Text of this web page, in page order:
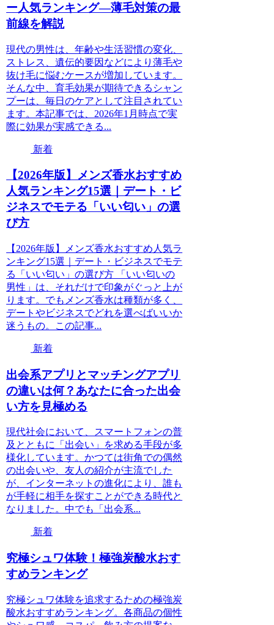
ー人気ランキング―薄毛対策の最
前線を解説
現代の男性は、年齢や生活習慣の変化、
ストレス、遺伝的要因などにより薄毛や
抜け毛に悩むケースが増加しています。
そんな中、育毛効果が期待できるシャン
プーは、毎日のケアとして注目されてい
ます。本記事では、2026年1月時点で実
際に効果が実感できる...
新着
【2026年版】メンズ香水おすすめ
人気ランキング15選｜デート・ビ
ジネスでモテる「いい匂い」の選
び方
【2026年版】メンズ香水おすすめ人気ラ
ンキング15選｜デート・ビジネスでモテ
る「いい匂い」の選び方 「いい匂いの
男性」は、それだけで印象がぐっと上が
ります。でもメンズ香水は種類が多く、
デートやビジネスでどれを選べばいいか
迷うもの。この記事...
新着
出会系アプリとマッチングアプリ
の違いは何？あなたに合った出会
い方を見極める
現代社会において、スマートフォンの普
及とともに「出会い」を求める手段が多
様化しています。かつては街角での偶然
の出会いや、友人の紹介が主流でした
が、インターネットの進化により、誰も
が手軽に相手を探すことができる時代と
なりました。中でも「出会系...
新着
究極シュワ体験！極強炭酸水おす
すめランキング
究極シュワ体験を追求するための極強炭
酸水おすすめランキング。各商品の個性